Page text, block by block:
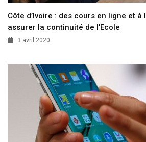
Côte d’Ivoire : des cours en ligne et à
assurer la continuité de l’Ecole
3 avril 2020